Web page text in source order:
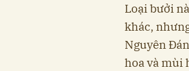
Loại bưởi
khác,
Nguyên
hoa và mùi